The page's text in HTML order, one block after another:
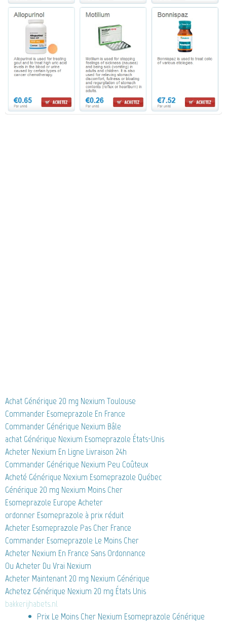
Achat Générique 20 mg Nexium Toulouse
Commander Esomeprazole En France
Commander Générique Nexium Bâle
achat Générique Nexium Esomeprazole États-Unis
Acheter Nexium En Ligne Livraison 24h
Commander Générique Nexium Peu Coûteux
Acheté Générique Nexium Esomeprazole Québec
Générique 20 mg Nexium Moins Cher
Esomeprazole Europe Acheter
ordonner Esomeprazole à prix réduit
Acheter Esomeprazole Pas Cher France
Commander Esomeprazole Le Moins Cher
Acheter Nexium En France Sans Ordonnance
Ou Acheter Du Vrai Nexium
Acheter Maintenant 20 mg Nexium Générique
Achetez Générique Nexium 20 mg États Unis
bakkerijhabets.nl
Prix Le Moins Cher Nexium Esomeprazole Générique